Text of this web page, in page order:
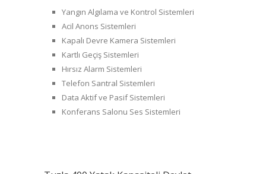
Yangın Algılama ve Kontrol Sistemleri
Acil Anons Sistemleri
Kapalı Devre Kamera Sistemleri
Kartlı Geçiş Sistemleri
Hırsız Alarm Sistemleri
Telefon Santral Sistemleri
Data Aktif ve Pasif Sistemleri
Konferans Salonu Ses Sistemleri